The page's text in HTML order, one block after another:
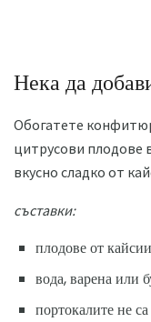
Нека да
Обогатете
цитрусови плодове
вкусно сладко от
съставки:
плодове от
вода, варена или
портокалите не